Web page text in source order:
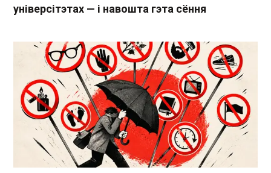
універсітэтах — і навошта гэта сёння